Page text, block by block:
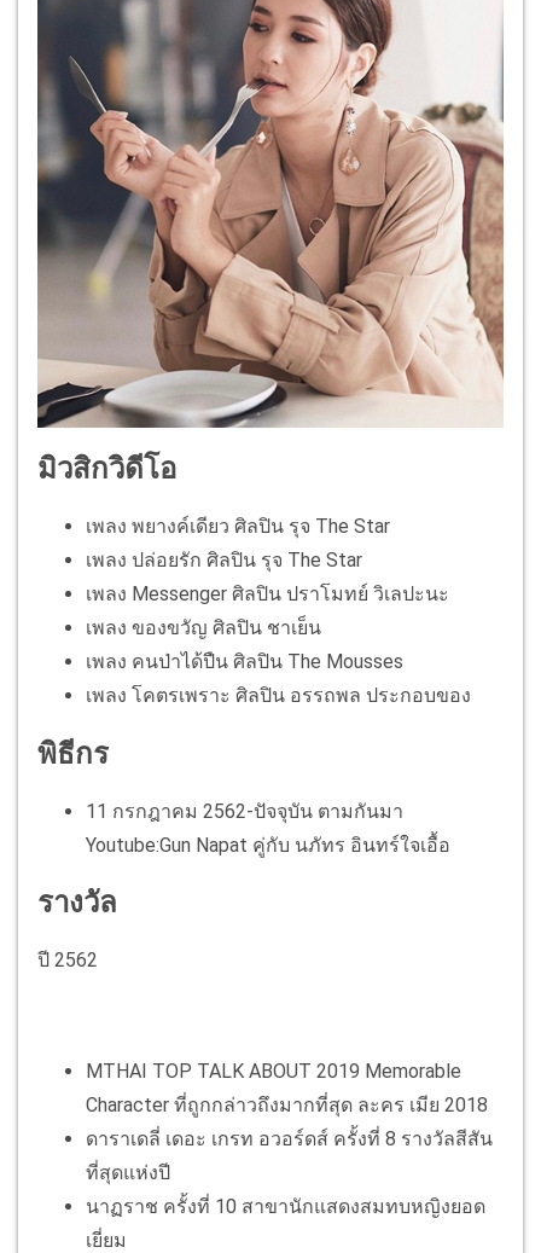
มิวสิกวิดีโอ
เพลง พยางค์เดียว ศิลปิน รุจ The Star
เพลง ปล่อยรัก ศิลปิน รุจ The Star
เพลง Messenger ศิลปิน ปราโมทย์ วิเลปะนะ
เพลง ของขวัญ ศิลปิน ชาเย็น
เพลง คนป่าได้ปืน ศิลปิน The Mousses
เพลง โคตรเพราะ ศิลปิน อรรถพล ประกอบของ
พิธีกร
11 กรกฎาคม 2562-ปัจจุบัน ตามกันมา
Youtube:Gun Napat คู่กับ นภัทร อินทร์ใจเอื้อ
รางวัล
ปี 2562
MTHAI TOP TALK ABOUT 2019 Memorable
Character ที่ถูกกล่าวถึงมากที่สุด ละคร เมีย 2018
ดาราเดลี่ เดอะ เกรท อวอร์ดส์ ครั้งที่ 8 รางวัลสีสัน
ที่สุดแห่งปี
นาฏราช ครั้งที่ 10 สาขานักแสดงสมทบหญิงยอด
เยี่ยม